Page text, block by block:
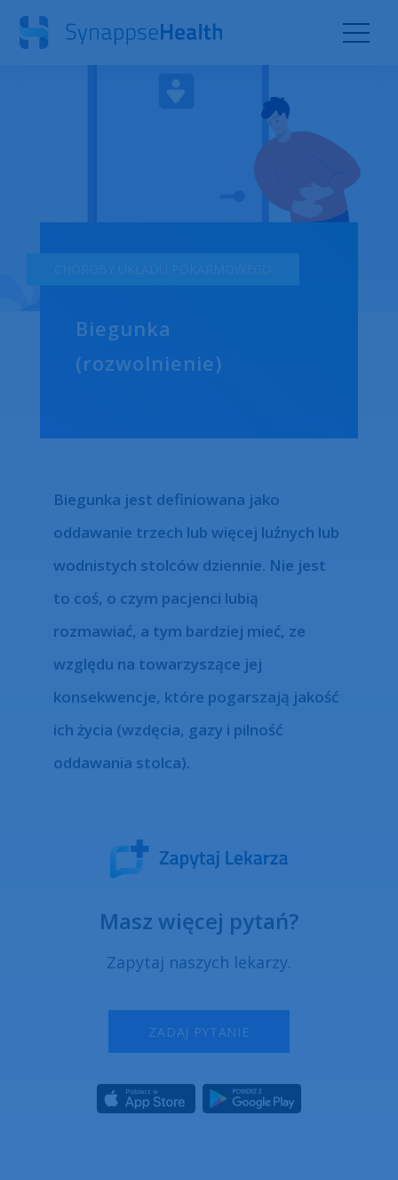
Biegunka
(rozwolnienie)
CHOROBY UKŁADU POKARMOWEGO
Biegunka jest definiowana jako
oddawanie trzech lub więcej luźnych lub
wodnistych stolców dziennie. Nie jest
to coś, o czym pacjenci lubią
rozmawiać, a tym bardziej mieć, ze
względu na towarzyszące jej
konsekwencje, które pogarszają jakość
ich życia (wzdęcia, gazy i pilność
oddawania stolca).
Masz więcej pytań?
Zapytaj naszych lekarzy.
ZADAJ PYTANIE